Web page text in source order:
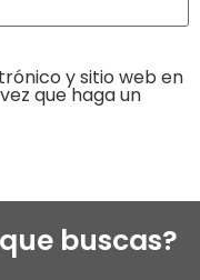
y sitio web en
que haga un
buscas?